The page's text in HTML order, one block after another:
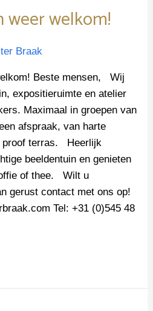
weer welkom!
Braak
Beste mensen, Wij
expositieruimte en atelier
Maximaal in groepen van
afspraak, van harte
proof terras. Heerlijk
beeldentuin en genieten
of thee. Wilt u
gerust contact met ons op!
Tel: +31 (0)545 48